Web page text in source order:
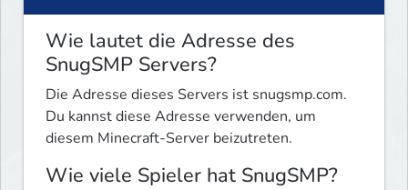
Wie lautet die Adresse des
SnugSMP Servers?
Die Adresse dieses Servers ist snugsmp.com.
Du kannst diese Adresse verwenden, um
diesem Minecraft-Server beizutreten.
Wie viele Spieler hat SnugSMP?